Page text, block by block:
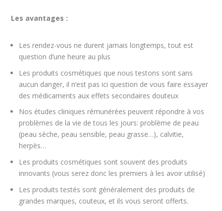
Les avantages :
Les rendez-vous ne durent jamais longtemps, tout est
question d’une heure au plus
Les produits cosmétiques que nous testons sont sans
aucun danger, il n’est pas ici question de vous faire essayer
des médicaments aux effets secondaires douteux
Nos études cliniques rémunérées peuvent répondre à vos
problèmes de la vie de tous les jours: problème de peau
(peau sèche, peau sensible, peau grasse…), calvitie,
herpès…
Les produits cosmétiques sont souvent des produits
innovants (vous serez donc les premiers à les avoir utilisé)
Les produits testés sont généralement des produits de
grandes marques, couteux, et ils vous seront offerts.